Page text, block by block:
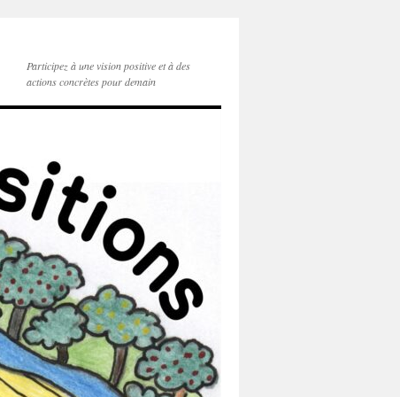
Participez à une vision positive et à des
actions concrètes pour demain